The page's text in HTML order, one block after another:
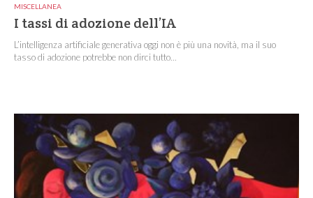
MISCELLANEA
I tassi di adozione dell’IA
L’intelligenza artificiale generativa oggi non è più una novità, ma il suo
tasso di adozione potrebbe non dirci tutto...